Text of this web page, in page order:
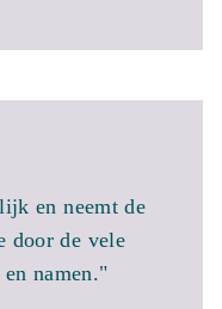
en neemt de
door de vele
namen."